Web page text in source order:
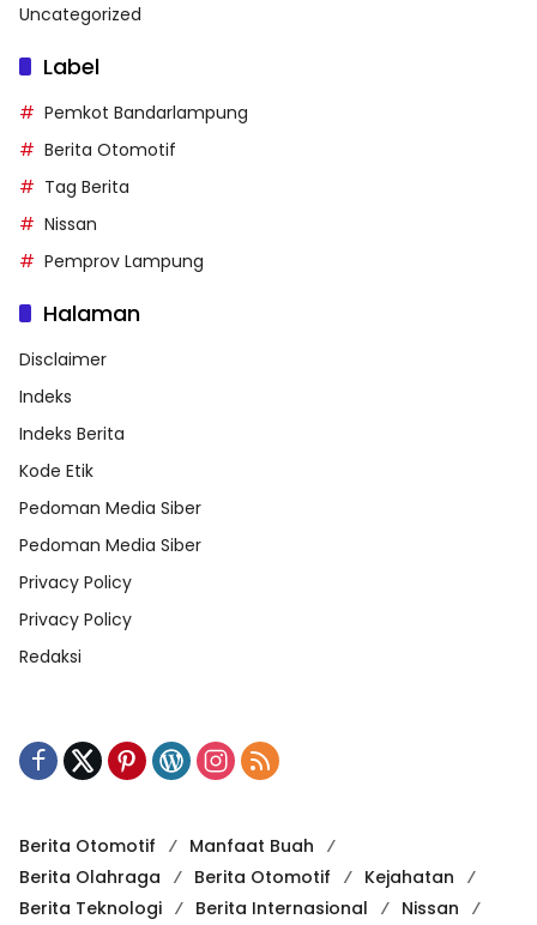
Uncategorized
Label
Pemkot Bandarlampung
Berita Otomotif
Tag Berita
Nissan
Pemprov Lampung
Halaman
Disclaimer
Indeks
Indeks Berita
Kode Etik
Pedoman Media Siber
Pedoman Media Siber
Privacy Policy
Privacy Policy
Redaksi
Berita Otomotif
Manfaat Buah
Berita Olahraga
Berita Otomotif
Kejahatan
Berita Teknologi
Berita Internasional Nissan